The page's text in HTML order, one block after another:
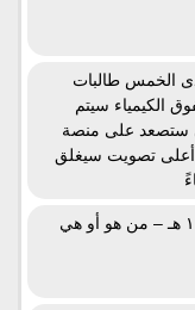
الخمس طالبات
الكيمياء سيتم
ستصعد على منصة
تصويت سيغلق
جائزة أبو بندر لعيد فطر عام ١٤٤٧ هـ – من هو أو هي